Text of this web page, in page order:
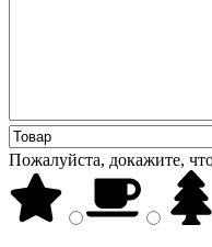
Пожалуйста, докажите,